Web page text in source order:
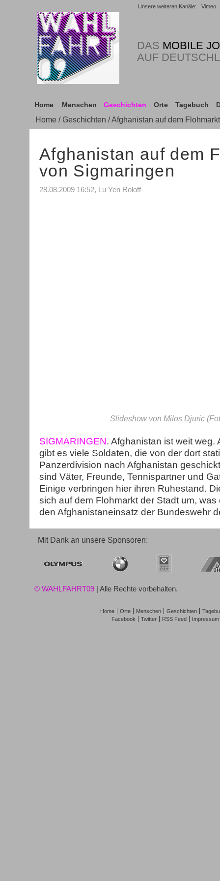
Unsere weiteren Kanäle: Vimeo
DAS MOBILE
AUF
Home Menschen Geschichten Orte Tagebuch
Home / Geschichten / Afghanistan auf dem
Afghanistan auf dem
von Sigmaringen
28.08.2009 16:52, Lu Yen Roloff
Slideshow von Milos Djuric
SIGMARINGEN. Afghanistan ist weit weg.
gibt es viele Soldaten, die von der dort
Panzerdivision nach Afghanistan
sind Väter, Freunde, Tennispartner und
Einige verbringen hier ihren Ruhestand.
sich auf dem Flohmarkt der Stadt um,
den Afghanistaneinsatz der Bundeswehr
Mit Dank an unsere Sponsoren:
© WAHLFAHRT09 | Alle Rechte vorbehalten.
Home Orte Menschen Geschichten
Facebook
Twitter RSS Feed Impressum